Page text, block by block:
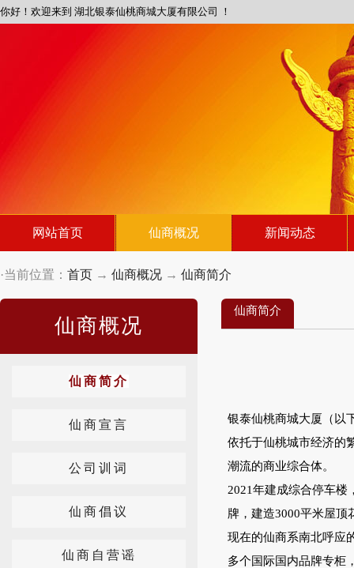
你好！欢迎来到 湖北银泰仙桃商城大厦有限公司 ！
网站首页 仙商概况 新闻动态
·当前位置： 首页 → 仙商概况 → 仙商简介
仙商概况
仙商简介
仙商宣言
公司训词
仙商倡议
仙商自营谣
仙商简介
银泰仙桃商城大厦（以
依托于仙桃城市经济的
潮流的商业综合体。
2021年建成综合停车楼
牌，建造3000平米屋顶
现在的仙商系南北呼应
多个国际国内品牌专柜